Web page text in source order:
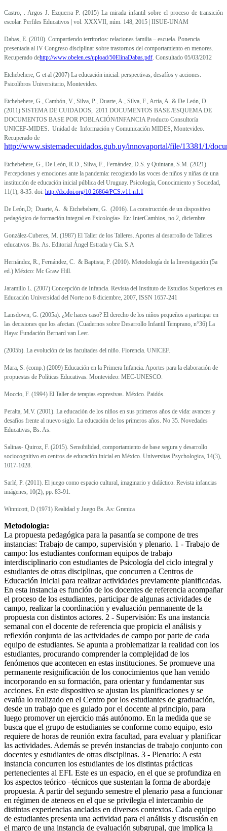
Castro, . Argos J. Ezquerra P. (2015) La mirada infantil sobre el proceso de transición
escolar. Perfiles Educativos | vol. XXXVII, núm. 148, 2015 | IISUE-UNAM
Dabas, E. (2010). Compartiendo territorios: relaciones familia – escuela. Ponencia
presentada al IV Congreso disciplinar sobre trastornos del comportamiento en menores.
Recuperado dehttp://www.obelen.es/upload/50ElinaDabas.pdf. Consultado 05/03/2012
Etchebehere, G et al (2007) La educación inicial: perspectivas, desafíos y acciones.
Psicolibros Universitario, Montevideo.
Etchebehere, G., Cambón, V., Silva, P., Duarte, A., Silva, F., Artía, A. & De León, D.
(2011) SISTEMA DE CUIDADOS, 2011 DOCUMENTOS BASE /ESQUEMA DE
DOCUMENTOS BASE POR POBLACIÓN/INFANCIA Producto Consultoría
UNICEF-MIDES. Unidad de Información y Comunicación MIDES, Montevideo.
Recuperado de
http://www.sistemadecuidados.gub.uy/innovaportal/file/13381/1/
Etchebehere, G., De León, R.D., Silva, F., Fernández, D.S. y Quintana, S.M. (2021).
Percepciones y emociones ante la pandemia: recogiendo las voces de niños y niñas de una
institución de educación inicial pública del Uruguay. Psicología, Conocimiento y Sociedad,
11(1), 8-35. doi: http://dx.doi.org/10.26864/PCS.v11.n1.1
De León,D; Duarte, A. & Etchebehere, G. (2016). La construcción de un dispositivo
pedagógico de formación integral en Psicología». En: InterCambios, no 2, diciembre.
González-Cuberes, M. (1987) El Taller de los Talleres. Aportes al desarrollo de Talleres
educativos. Bs. As. Editorial Ángel Estrada y Cía. S.A
Hernández, R., Fernández, C. & Baptista, P. (2010). Metodología de la Investigación (5a
ed.) México: Mc Graw Hill.
Jaramillo L. (2007) Concepción de Infancia. Revista del Instituto de Estudios Superiores en
Educación Universidad del Norte no 8 diciembre, 2007, ISSN 1657-241
Lansdown, G. (2005a). ¿Me haces caso? El derecho de los niños pequeños a participar en
las decisiones que los afectan. (Cuadernos sobre Desarrollo Infantil Temprano, n°36) La
Haya: Fundación Bernard van Leer.
(2005b). La evolución de las facultades del niño. Florencia. UNICEF.
Mara, S. (comp.) (2009) Educación en la Primera Infancia. Aportes para la elaboración de
propuestas de Políticas Educativas. Montevideo: MEC-UNESCO.
Moccio, F. (1994) El Taller de terapias expresivas. México. Paidós.
Peralta, M.V. (2001). La educación de los niños en sus primeros años de vida: avances y
desafíos frente al nuevo siglo. La educación de los primeros años. No 35. Novedades
Educativas, Bs. As.
Salinas- Quiroz, F. (2015). Sensibilidad, comportamiento de base segura y desarrollo
sociocognitivo en centros de educación inicial en México. Universitas Psychologica, 14(3),
1017-1028.
Sarlé, P. (2011). El juego como espacio cultural, imaginario y didáctico. Revista infancias
imágenes, 10(2), pp. 83-91.
Winnicott, D (1971) Realidad y Juego Bs. As: Granica
Metodología:
La propuesta pedagógica para la pasantía se compone de tres
instancias: Trabajo de campo, supervisión y plenario. 1 - Trabajo de
campo: los estudiantes conforman equipos de trabajo
interdisciplinario con estudiantes de Psicología del ciclo integral y
estudiantes de otras disciplinas, que concurren a Centros de
Educación Inicial para realizar actividades previamente planificadas.
En esta instancia es función de los docentes de referencia acompañar
el proceso de los estudiantes, participar de algunas actividades de
campo, realizar la coordinación y evaluación permanente de la
propuesta con distintos actores. 2 - Supervisión: Es una instancia
semanal con el docente de referencia que propicia el análisis y
reflexión conjunta de las actividades de campo por parte de cada
equipo de estudiantes. Se apunta a problematizar la realidad con los
estudiantes, procurando comprender la complejidad de los
fenómenos que acontecen en estas instituciones. Se promueve una
permanente resignificación de los conocimientos que han venido
incorporando en su formación, para orientar y fundamentar sus
acciones. En este dispositivo se ajustan las planificaciones y se
evalúa lo realizado en el Centro por los estudiantes de graduación,
desde un trabajo que es guiado por el docente al principio, para
luego promover un ejercicio más autónomo. En la medida que se
busca que el grupo de estudiantes se conforme como equipo, esto
requiere de horas de reunión extra facultad, para evaluar y planificar
las actividades. Además se prevén instancias de trabajo conjunto con
docentes y estudiantes de otras disciplinas. 3 - Plenario: A esta
instancia concurren los estudiantes de los distintas prácticas
pertenecientes al EFI. Este es un espacio, en el que se profundiza en
los aspectos teórico –técnicos que sustentan la forma de abordaje
propuesta. A partir del segundo semestre el plenario pasa a funcionar
en régimen de ateneos en el que se privilegia el intercambio de
distintas experiencias ancladas en diversos contextos. Cada equipo
de estudiantes presenta una actividad para el análisis y discusión en
el marco de una instancia de evaluación subgrupal, que implica la